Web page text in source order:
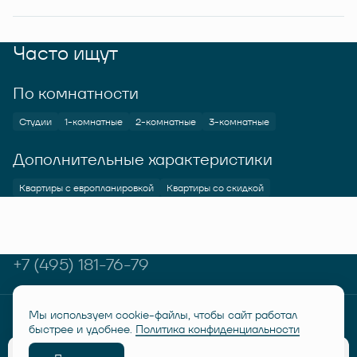
Часто ищут
По комнатности
Студии 1-комнатные 2-комнатные 3-комнатные
Дополнительные характеристики
Квартиры с европланировкой Квартиры со скидкой
+7 (495) 181-76-79
© RUSICH KOTELNIKI 2026Политика конфиденциальности
Дисклеймер "Семейная ипотека от 6%"
Мы используем cookie-файлы, чтобы сайт работал
быстрее и удобнее. Политика конфиденциальности